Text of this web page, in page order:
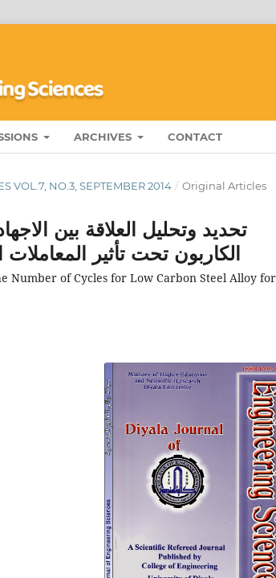
ARCHIVES CONTACT
VOL.7, NO.3, SEPTEMBER 2014 / Original Articles
تحديد وتحليل العلاقة بين
الكاربون تحت تأثير
Number of Cycles for Low Carbon Steel Alloy for